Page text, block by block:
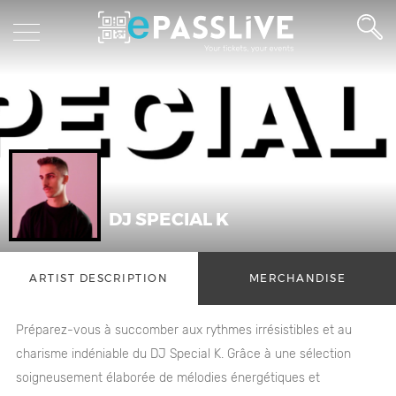
DJ SPECIAL K
ARTIST DESCRIPTION MERCHANDISE
Préparez-vous à succomber aux rythmes irrésistibles et au
charisme indéniable du DJ Special K. Grâce à une sélection
soigneusement élaborée de mélodies énergétiques et